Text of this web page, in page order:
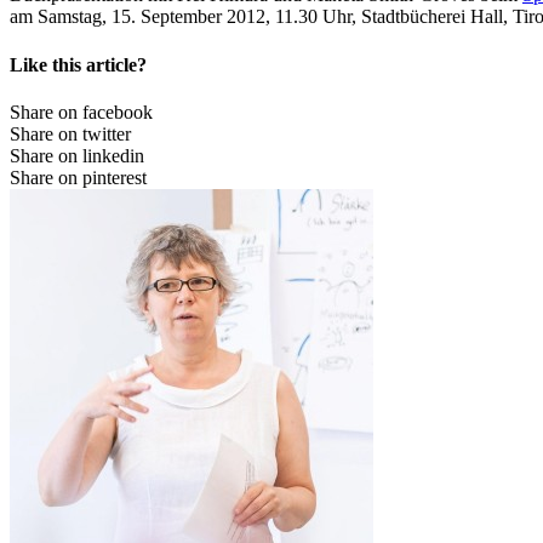
am Samstag, 15. September 2012, 11.30 Uhr, Stadtbücherei Hall,
Like this article?
Share on facebook
Share on twitter
Share on linkedin
Share on pinterest